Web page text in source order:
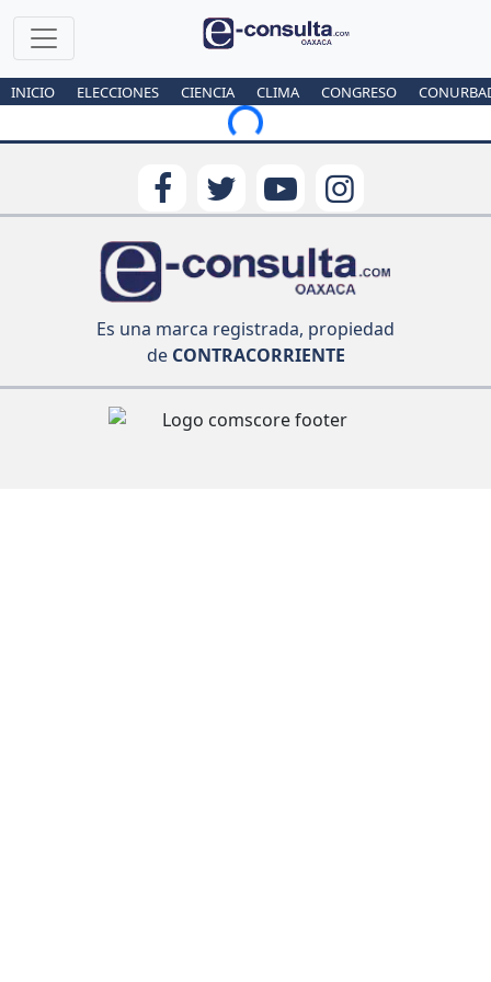
INICIO ELECCIONES CIENCIA CLIMA CONGRESO
Loading...
Es una marca registrada, propiedad
deCONTRACORRIENTE